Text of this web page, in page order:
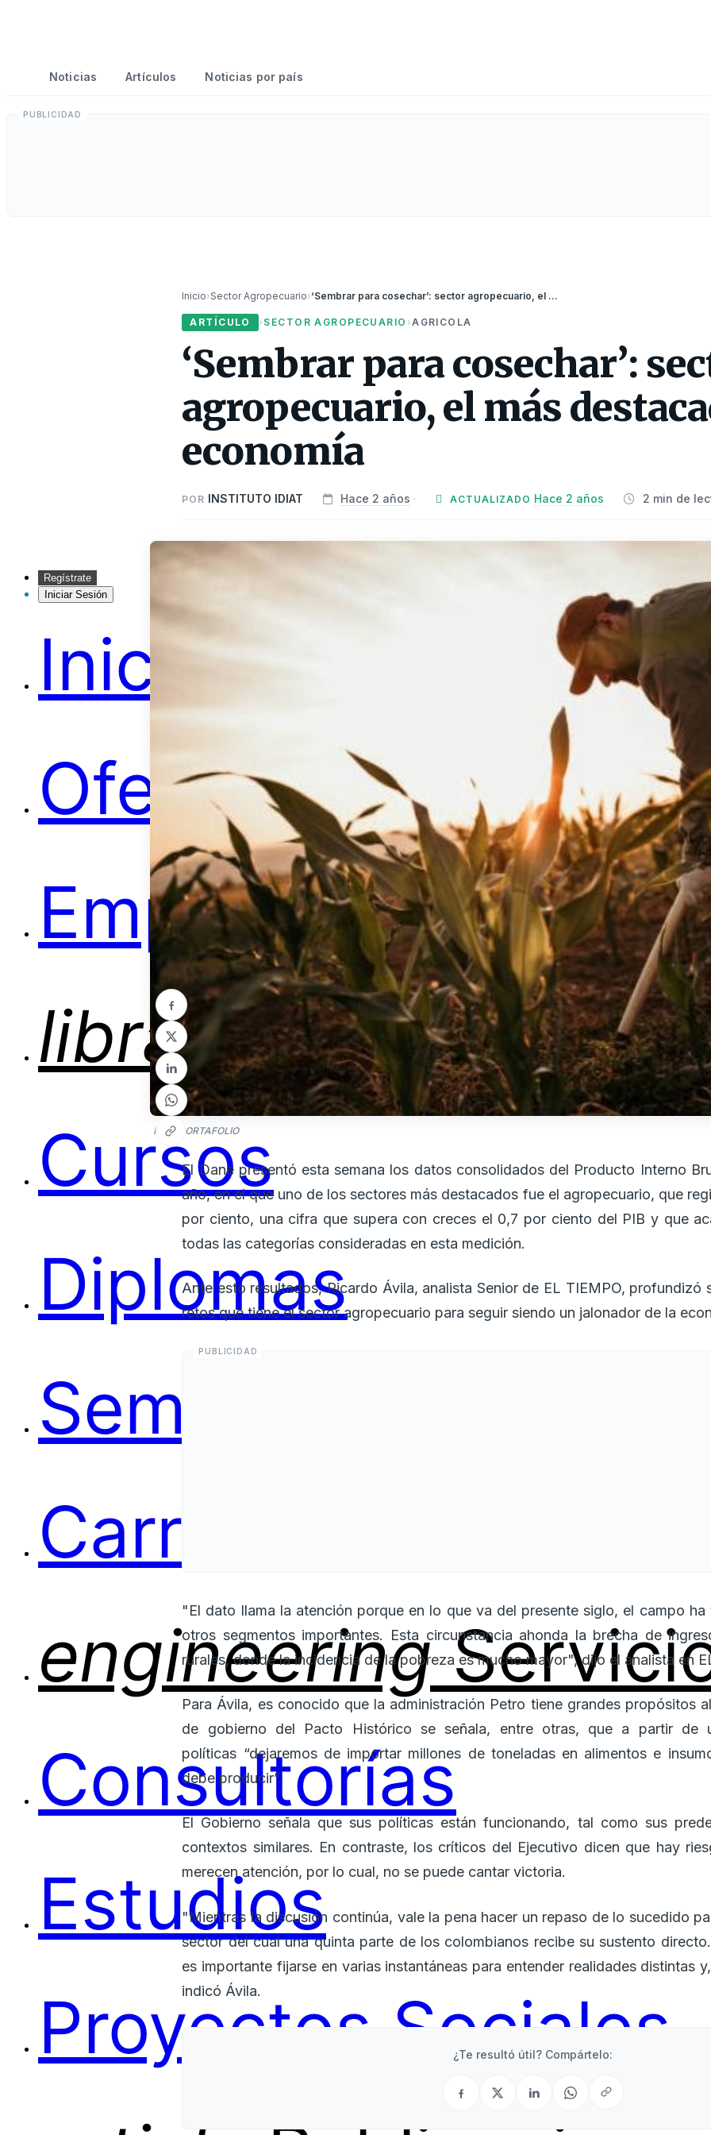
Regístrate
Iniciar Sesión
Inicio
Ofertas
Empleos
library_books
Cursos
Diplomas
Seminarios
Carreras
engineering
Consultorías
Estudios
Proyectos Sociales
Noticias Artículos Noticias por país
Inicio›Sector Agropecuario› ‘Sembrar para cosechar’: sector agropecuario, el más destacado de la economía
ARTÍCULO › SECTOR AGROPECUARIO ›AGRICOLA
‘Sembrar para cosechar’:
agropecuario, el más
economía
POR INSTITUTO IDIAT Hace 2 años · ACTUALIZADO Hace 2 años 2 min de
Foto: PORTAFOLIO
El Dane presentó esta semana los datos consolidados del Producto Interno
año, en el que uno de los sectores más destacados fue el agropecuario, que
por ciento, una cifra que supera con creces el 0,7 por ciento del PIB y que
todas las categorías consideradas en esta medición.
Ante esto resultados, Ricardo Ávila, analista Senior de EL TIEMPO, profundizó
retos que tiene el sector agropecuario para seguir siendo un jalonador de la
"El dato llama la atención porque en lo que va del presente siglo, el campo
otros segmentos importantes. Esta circunstancia ahonda la brecha de
rurales, donde la incidencia de la pobreza es mucho mayor", dijo el analista en
Para Ávila, es conocido que la administración Petro tiene grandes propósitos
de gobierno del Pacto Histórico se señala, entre otras, que a partir de
políticas “dejaremos de importar millones de toneladas en alimentos e
debe producir”.
El Gobierno señala que sus políticas están funcionando, tal como sus
contextos similares. En contraste, los críticos del Ejecutivo dicen que hay
merecen atención, por lo cual, no se puede cantar victoria.
"Mientras la discusión continúa, vale la pena hacer un repaso de lo sucedido
sector del cual una quinta parte de los colombianos recibe su sustento
es importante fijarse en varias instantáneas para entender realidades distintas
indicó Ávila.
¿Te resultó útil? Compártelo: